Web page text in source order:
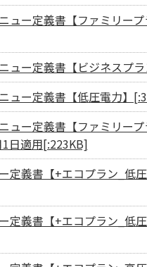
ュー定義書【ファミリープ
ュー定義書【ビジネスプ
ュー定義書【低圧電力】
ュー定義書【ファミリープ
日適用[:223KB]
定義書【+エコプラン_低圧
定義書【+エコプラン_低圧